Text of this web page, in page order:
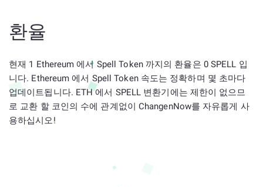
환율
현재 1 Ethereum 에서 Spell Token 까지의 환율은 0 SPELL 입
니다. Ethereum 에서 Spell Token 속도는 정확하며 몇 초마다
업데이트됩니다. ETH 에서 SPELL 변환기에는 제한이 없으므
로 교환 할 코인의 수에 관계없이 ChangenNow를 자유롭게 사
용하십시오!